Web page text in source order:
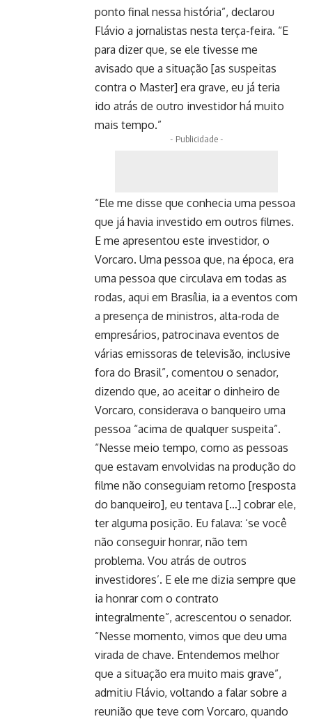
ponto final nessa história”, declarou
Flávio a jornalistas nesta terça-feira. “E
para dizer que, se ele tivesse me
avisado que a situação [as suspeitas
contra o Master] era grave, eu já teria
ido atrás de outro investidor há muito
mais tempo.”
- Publicidade -
“Ele me disse que conhecia uma pessoa
que já havia investido em outros filmes.
E me apresentou este investidor, o
Vorcaro. Uma pessoa que, na época, era
uma pessoa que circulava em todas as
rodas, aqui em Brasília, ia a eventos com
a presença de ministros, alta-roda de
empresários, patrocinava eventos de
várias emissoras de televisão, inclusive
fora do Brasil”, comentou o senador,
dizendo que, ao aceitar o dinheiro de
Vorcaro, considerava o banqueiro uma
pessoa “acima de qualquer suspeita”.
“Nesse meio tempo, como as pessoas
que estavam envolvidas na produção do
filme não conseguiam retorno [resposta
do banqueiro], eu tentava […] cobrar ele,
ter alguma posição. Eu falava: ‘se você
não conseguir honrar, não tem
problema. Vou atrás de outros
investidores’. E ele me dizia sempre que
ia honrar com o contrato
integralmente”, acrescentou o senador.
“Nesse momento, vimos que deu uma
virada de chave. Entendemos melhor
que a situação era muito mais grave”,
admitiu Flávio, voltando a falar sobre a
reunião que teve com Vorcaro, quando